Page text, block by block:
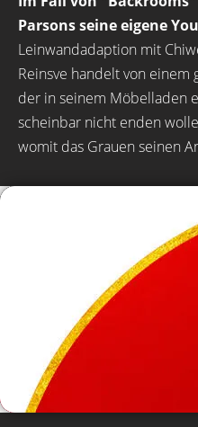
Parsons seine eigene
Leinwandadaption mit
Reinsve handelt von
der in seinem Möbelladen
scheinbar nicht enden
womit das Grauen seinen